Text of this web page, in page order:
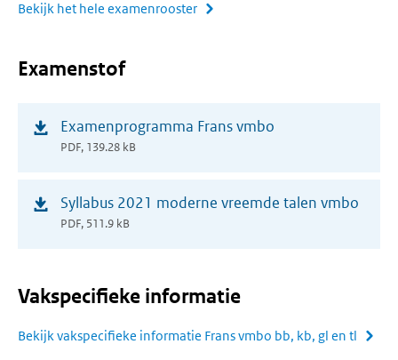
Bekijk het hele examenrooster
Examenstof
Examenprogramma Frans vmbo
PDF, 139.28 kB
Syllabus 2021 moderne vreemde talen vmbo
PDF, 511.9 kB
Vakspecifieke informatie
Bekijk vakspecifieke informatie Frans vmbo bb, kb, gl en tl